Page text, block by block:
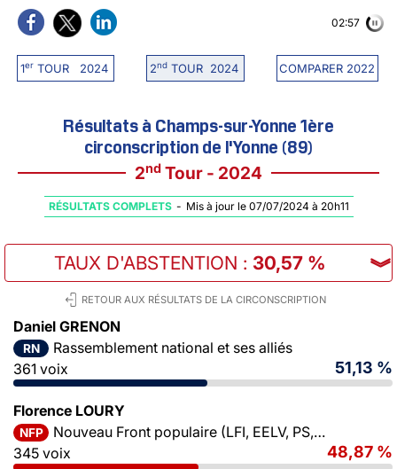
1erTOUR 2024 2ndTOUR 2024 COMPARER 2022
02:56
Résultats à Champs-sur-Yonne 1ère
circonscription de l'Yonne (89)
2nd Tour - 2024
RÉSULTATS COMPLETS - Mis à jour le 07/07/2024 à 20h11
TAUX D'ABSTENTION : 30,57 % ︾
RETOUR AUX RÉSULTATS DE LA CIRCONSCRIPTION
Daniel GRENON
RN
Rassemblement national et ses alliés
361 voix
51,13 %
Florence LOURY
NFP
Nouveau Front populaire (LFI, EELV, PS, PCF)
345 voix
48,87 %